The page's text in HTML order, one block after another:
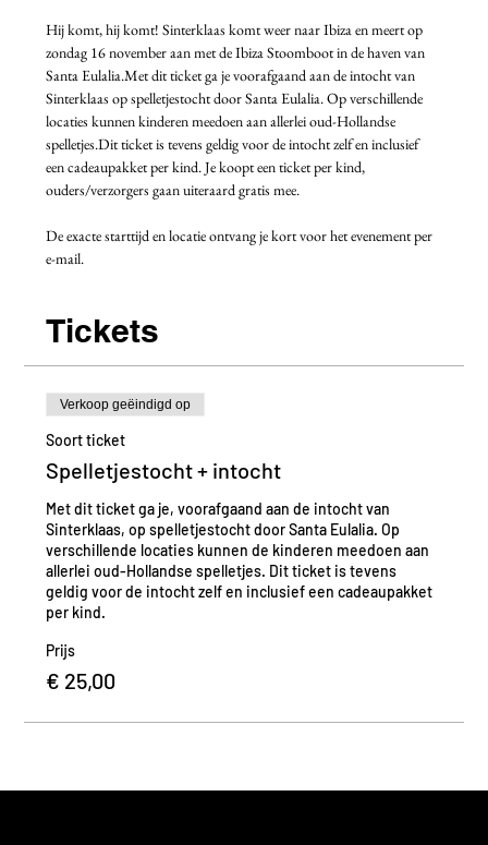
Hij komt, hij komt! Sinterklaas komt weer naar Ibiza en meert op
zondag 16 november aan met de Ibiza Stoomboot in de haven van
Santa Eulalia.Met dit ticket ga je voorafgaand aan de intocht van
Sinterklaas op spelletjestocht door Santa Eulalia. Op verschillende
locaties kunnen kinderen meedoen aan allerlei oud-Hollandse
spelletjes.Dit ticket is tevens geldig voor de intocht zelf en inclusief
een cadeaupakket per kind. Je koopt een ticket per kind,
ouders/verzorgers gaan uiteraard gratis mee.
De exacte starttijd en locatie ontvang je kort voor het evenement per
e-mail.
Tickets
Verkoop geëindigd op
Soort ticket
Spelletjestocht + intocht
Met dit ticket ga je, voorafgaand aan de intocht van
Sinterklaas, op spelletjestocht door Santa Eulalia. Op
verschillende locaties kunnen de kinderen meedoen aan
allerlei oud-Hollandse spelletjes. Dit ticket is tevens
geldig voor de intocht zelf en inclusief een cadeaupakket
per kind.
Prijs
€ 25,00